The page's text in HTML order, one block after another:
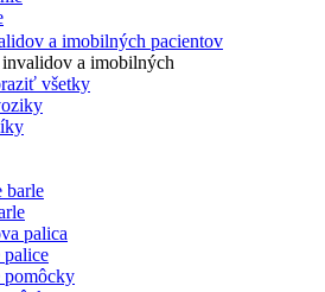
a imobilných pacientov
a imobilných
všetky
palice